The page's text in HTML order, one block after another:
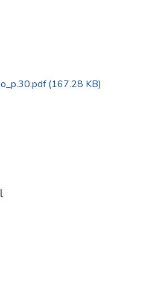
(167.28 KB)